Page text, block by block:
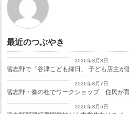
最近のつぶやき
2026年8月8日
習志野で「谷津こども縁日」 子ども店主が
習志野経済新聞
2026年8月7日
習志野・奏の杜でワークショップ 住民が
習志野経済新聞
2026年8月6日